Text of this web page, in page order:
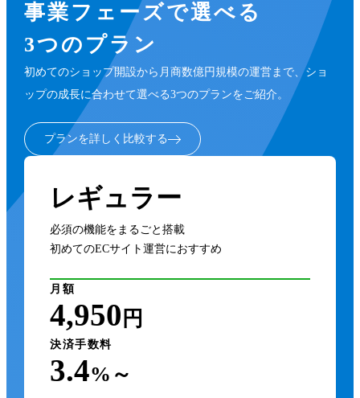
配送設定
デザインテンプレート
トップページ編集
ヤマト 自宅外受け取り
特定商取引法
消費税設定
銀行振込（バーチャル口座）
お気に入り機能
フォローメール設定
フリーページ作成
カラーミーショップAPI
営業日カレンダー
電話自動受付
どこでもカラーミー
カラーミーショップ CLI & Skills
カラーミーリピート
利用料金の請求書・領収書印刷
データダウンロード
CSVでの商品一括管理
顧客管理 - 表示項目設定
コンバージョンタグ
ショップクーポン
ecコンシェル
Firework
Google アナリティクス e コマース設定
Google ショッピングPRO
かんたんリスティング
かんたんリターゲティング
メールマガジン
iOSアプリ
メールサポート
ネクストエンジン
導入前の電話サポート
電話サポート
多店舗在庫管理システム zaiko Robot
事業フェーズで選べる
3つのプラン
初めてのショップ開設から月商数億円規模の運営まで、ショ
ップの成長に合わせて選べる3つのプランをご紹介。
プランを詳しく比較する
レギュラー
必須の機能をまるごと搭載
初めてのECサイト運営におすすめ
月額
4,950 円
決済手数料
3.4%～